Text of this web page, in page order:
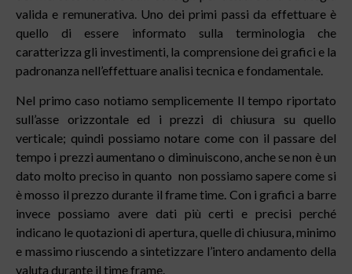
valida e remunerativa. Uno dei primi passi da effettuare è
quello di essere informato sulla terminologia che
caratterizza gli investimenti, la comprensione dei grafici e la
padronanza nell’effettuare analisi tecnica e fondamentale.
Nel primo caso notiamo semplicemente Il tempo riportato
sull’asse orizzontale ed i prezzi di chiusura su quello
verticale; quindi possiamo notare come con il passare del
tempo i prezzi aumentano o diminuiscono, anche se non è un
dato molto preciso in quanto non possiamo sapere come si
è mosso il prezzo durante il frame time. Con i grafici a barre
invece possiamo avere dati più certi e precisi perché
indicano le quotazioni di apertura, quelle di chiusura, minimo
e massimo riuscendo a sintetizzare l’intero andamento della
valuta durante il time frame.